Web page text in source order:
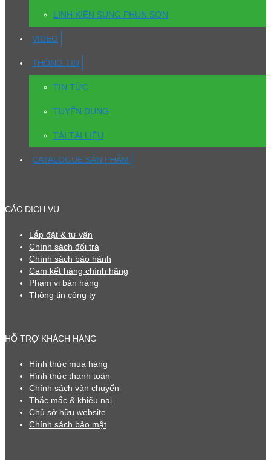
LINH KIỆN SÚNG PHUN SƠN
VIDEO
THÔNG TIN
TIN TỨC
TUYỂN DỤNG
TẢI TÀI LIỆU
CATALOGUE SẢN PHẨM
CÁC DỊCH VỤ
Lắp đặt & tư vấn
Chính sách đổi trả
Chính sách bảo hành
Cam kết hàng chính hãng
Phạm vi bán hàng
Thông tin công ty
HỖ TRỢ KHÁCH HÀNG
Hình thức mua hàng
Hình thức thanh toán
Chính sách vận chuyển
Thắc mắc & khiếu nại
Chủ sở hữu website
Chính sách bảo mật